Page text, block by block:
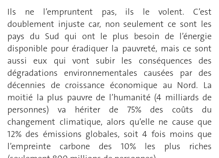
Ils ne l’empruntent pas, ils le volent. C’est
doublement injuste car, non seulement ce sont les
pays du Sud qui ont le plus besoin de l’énergie
disponible pour éradiquer la pauvreté, mais ce sont
aussi eux qui vont subir les conséquences des
dégradations environnementales causées par des
décennies de croissance économique au Nord. La
moitié la plus pauvre de l’humanité (4 milliards de
personnes) va hériter de 75% des coûts du
changement climatique, alors qu’elle ne cause que
12% des émissions globales, soit 4 fois moins que
l’empreinte carbone des 10% les plus riches